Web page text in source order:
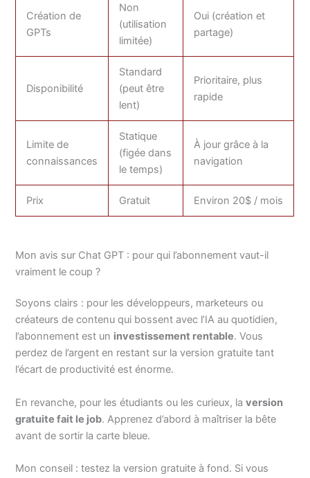
Création de
GPTs
Non
(utilisation
limitée)
Oui (création et
partage)
Disponibilité
Standard
(peut être
lent)
Prioritaire, plus
rapide
Limite de
connaissances
Statique
(figée dans
le temps)
À jour grâce à la
navigation
Prix Gratuit Environ 20$ / mois
Mon avis sur Chat GPT : pour qui l’abonnement vaut-il
vraiment le coup ?
Soyons clairs : pour les développeurs, marketeurs ou
créateurs de contenu qui bossent avec l’IA au quotidien,
l’abonnement est un investissement rentable. Vous
perdez de l’argent en restant sur la version gratuite tant
l’écart de productivité est énorme.
En revanche, pour les étudiants ou les curieux, laversion
gratuite fait le job. Apprenez d’abord à maîtriser la bête
avant de sortir la carte bleue.
Mon conseil : testez la version gratuite à fond. Si vous